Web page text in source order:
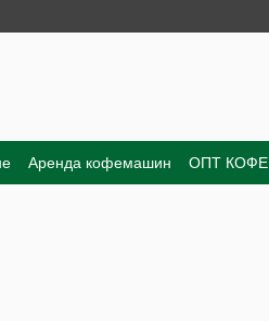
Аренда кофемашин
ОПТ КОФЕ
соглашение
Отзывы о магазине